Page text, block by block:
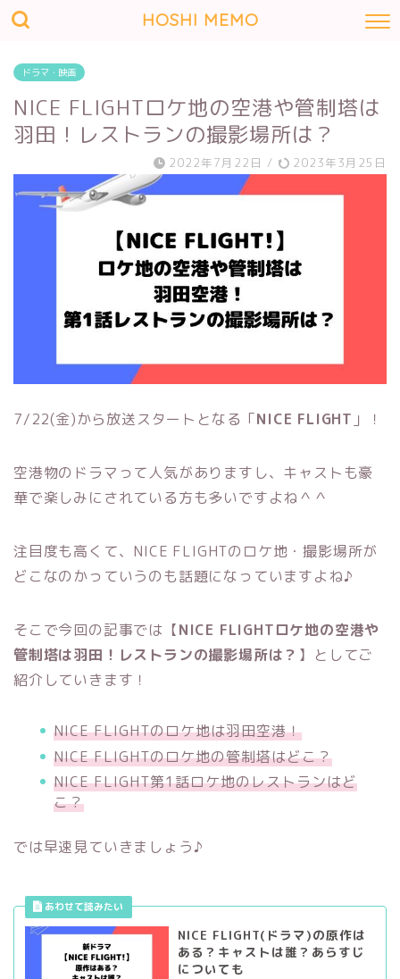
HOSHI MEMO
ドラマ・映画
NICE FLIGHTロケ地の空港や管制塔は
羽田！レストランの撮影場所は？
2022年7月22日 / 2023年3月25日
7/22(金)から放送スタートとなる「NICE FLIGHT 」！
空港物のドラマって人気がありますし、キャストも豪
華で楽しみにされている方も多いですよね＾＾
注目度も高くて、NICE FLIGHTのロケ地・撮影場所が
どこなのかっていうのも話題になっていますよね♪
そこで今回の記事では【NICE FLIGHTロケ地の空港や
管制塔は羽田！レストランの撮影場所は？ 】としてご
紹介していきます！
NICE FLIGHTのロケ地は羽田空港！
NICE FLIGHTのロケ地の管制塔はどこ？
NICE FLIGHT第1話ロケ地のレストランはど
こ？
では早速見ていきましょう♪
NICE FLIGHT(ドラマ)の原作は
ある？キャストは誰？あらすじ
についても